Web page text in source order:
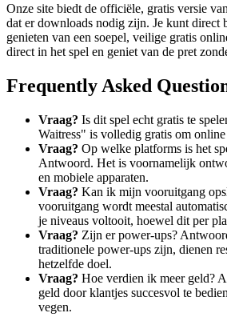
Onze site biedt de officiële, gratis versie
dat er downloads nodig zijn. Je kunt direct
genieten van een soepel, veilige gratis
direct in het spel en geniet van de pret
Frequently Asked
Vraag? Is dit spel echt gratis te
Waitress" is volledig gratis om online
Vraag? Op welke platforms is het
Antwoord. Het is voornamelijk
en mobiele apparaten.
Vraag? Kan ik mijn vooruitgang
vooruitgang wordt meestal
je niveaus voltooit, hoewel dit per
Vraag? Zijn er power-ups?
traditionele power-ups zijn, dienen
hetzelfde doel.
Vraag? Hoe verdien ik meer geld?
geld door klantjes succesvol te
vegen.